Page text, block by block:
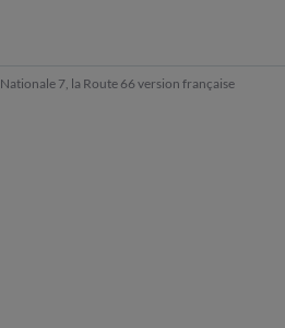
Nationale 7, la Route 66 version française